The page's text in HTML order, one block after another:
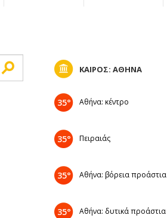
ΚΑΙΡΟΣ: ΑΘΗΝΑ
35° Αθήνα: κέντρο
35° Πειραιάς
35° Αθήνα: βόρεια προάστια
35° Αθήνα: δυτικά προάστια